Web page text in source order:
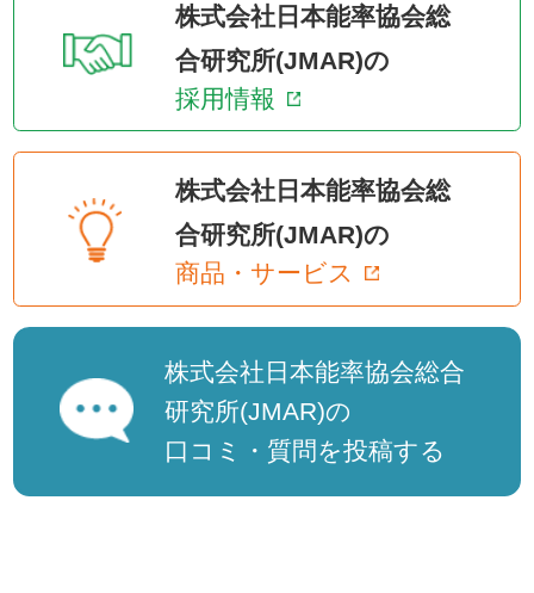
株式会社日本能率協会総
合研究所(JMAR)の
採用情報
株式会社日本能率協会総
合研究所(JMAR)の
商品・サービス
株式会社日本能率協会総合
研究所(JMAR)の
口コミ・質問を投稿する